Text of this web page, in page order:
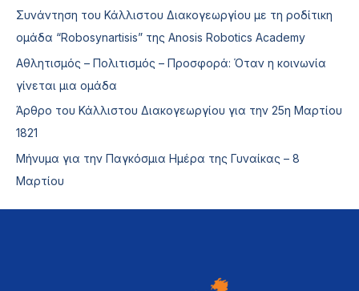
Συνάντηση του Κάλλιστου Διακογεωργίου με τη ροδίτικη
ομάδα “Robosynartisis” της Anosis Robotics Academy
Αθλητισμός – Πολιτισμός – Προσφορά: Όταν η κοινωνία
γίνεται μια ομάδα
Άρθρο του Κάλλιστου Διακογεωργίου για την 25η Μαρτίου
1821
Μήνυμα για την Παγκόσμια Ημέρα της Γυναίκας – 8
Μαρτίου